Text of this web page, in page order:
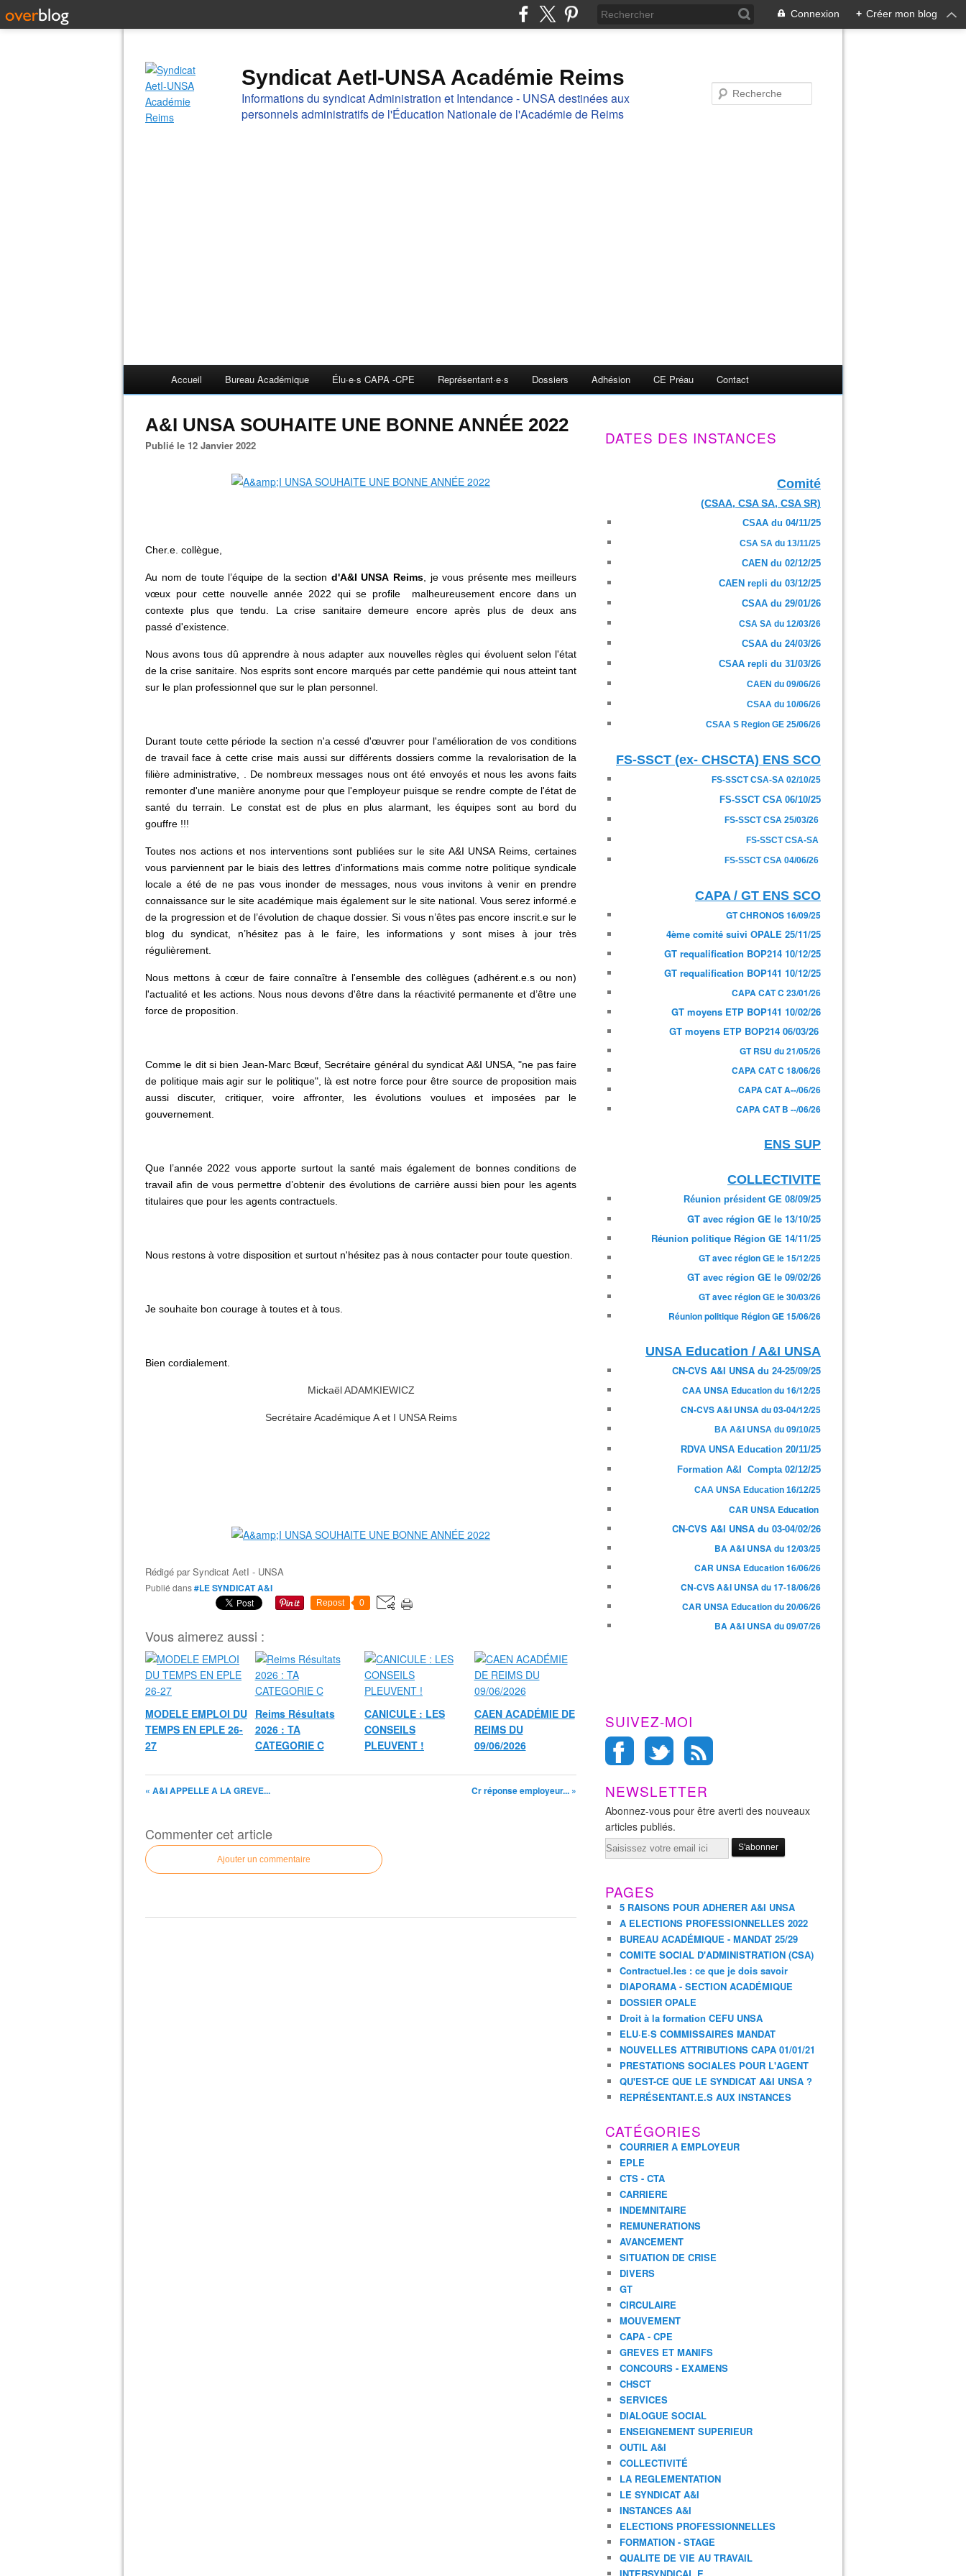
Connexion + Créer mon blog
Syndicat AetI-UNSA Académie Reims
Informations du syndicat Administration et Intendance - UNSA destinées aux
personnels administratifs de l'Éducation Nationale de l'Académie de Reims
Accueil Bureau Académique Élu·e·s CAPA -CPE Représentant·e·s Dossiers Adhésion CE Préau Contact
A&I UNSA SOUHAITE UNE BONNE ANNÉE 2022
Publié le 12 Janvier 2022
Cher.e. collègue,
Au nom de toute l’équipe de la section d'A&I UNSA Reims , je vous présente mes meilleurs
vœux pour cette nouvelle année 2022 qui se profile malheureusement encore dans un
contexte plus que tendu. La crise sanitaire demeure encore après plus de deux ans
passé d'existence.
Nous avons tous dû apprendre à nous adapter aux nouvelles règles qui évoluent selon l'état
de la crise sanitaire. Nos esprits sont encore marqués par cette pandémie qui nous atteint tant
sur le plan professionnel que sur le plan personnel.
Durant toute cette période la section n'a cessé d'œuvrer pour l'amélioration de vos conditions
de travail face à cette crise mais aussi sur différents dossiers comme la revalorisation de la
filière administrative, . De nombreux messages nous ont été envoyés et nous les avons faits
remonter d'une manière anonyme pour que l'employeur puisque se rendre compte de l'état de
santé du terrain. Le constat est de plus en plus alarmant, les équipes sont au bord du
gouffre !!!
Toutes nos actions et nos interventions sont publiées sur le site A&I UNSA Reims, certaines
vous parviennent par le biais des lettres d'informations mais comme notre politique syndicale
locale a été de ne pas vous inonder de messages, nous vous invitons à venir en prendre
connaissance sur le site académique mais également sur le site national. Vous serez informé.e
de la progression et de l’évolution de chaque dossier. Si vous n’êtes pas encore inscrit.e sur le
blog du syndicat, n’hésitez pas à le faire, les informations y sont mises à jour très
régulièrement.
Nous mettons à cœur de faire connaître à l'ensemble des collègues (adhérent.e.s ou non)
l'actualité et les actions. Nous nous devons d'être dans la réactivité permanente et d’être une
force de proposition.
Comme le dit si bien Jean-Marc Bœuf, Secrétaire général du syndicat A&I UNSA, "ne pas faire
de politique mais agir sur le politique", là est notre force pour être source de proposition mais
aussi discuter, critiquer, voire affronter, les évolutions voulues et imposées par le
gouvernement.
Que l’année 2022 vous apporte surtout la santé mais également de bonnes conditions de
travail afin de vous permettre d’obtenir des évolutions de carrière aussi bien pour les agents
titulaires que pour les agents contractuels.
Nous restons à votre disposition et surtout n'hésitez pas à nous contacter pour toute question.
Je souhaite bon courage à toutes et à tous.
Bien cordialement.
Mickaël ADAMKIEWICZ
Secrétaire Académique A et I UNSA Reims
Rédigé parSyndicat AetI - UNSA
Publié dans#LE SYNDICAT A&I
Repost 0
Vous aimerez aussi :
MODELE EMPLOI DU
TEMPS EN EPLE 26-
27
Reims Résultats
2026 : TA
CATEGORIE C
CANICULE : LES
CONSEILS
PLEUVENT !
CAEN ACADÉMIE DE
REIMS DU
09/06/2026
« A&I APPELLE A LA GREVE... Cr réponse employeur... »
Commenter cet article
Ajouter un commentaire
DATES DES INSTANCES
Comité
(CSAA, CSA SA, CSA SR)
CSAA du 04/11/25
CSA SA du 13/11/25
CAEN du 02/12/25
CAEN repli du 03/12/25
CSAA du 29/01/26
CSA SA du 12/03/26
CSAA du 24/03/26
CSAA repli du 31/03/26
CAEN du 09/06/26
CSAA du 10/06/26
CSAA S Region GE 25/06/26
FS-SSCT (ex- CHSCTA) ENS SCO
FS-SSCT CSA-SA 02/10/25
FS-SSCT CSA 06/10/25
FS-SSCT CSA 25/03/26
FS-SSCT CSA-SA
FS-SSCT CSA 04/06/26
CAPA / GT ENS SCO
GT CHRONOS 16/09/25
4ème comité suivi OPALE 25/11/25
GT requalification BOP214 10/12/25
GT requalification BOP141 10/12/25
CAPA CAT C 23/01/26
GT moyens ETP BOP141 10/02/26
GT moyens ETP BOP214 06/03/26
GT RSU du 21/05/26
CAPA CAT C 18/06/26
CAPA CAT A--/06/26
CAPA CAT B --/06/26
ENS SUP
COLLECTIVITE
Réunion président GE 08/09/25
GT avec région GE le 13/10/25
Réunion politique Région GE 14/11/25
GT avec région GE le 15/12/25
GT avec région GE le 09/02/26
GT avec région GE le 30/03/26
Réunion politique Région GE 15/06/26
UNSA Education / A&I UNSA
CN-CVS A&I UNSA du 24-25/09/25
CAA UNSA Education du 16/12/25
CN-CVS A&I UNSA du 03-04/12/25
BA A&I UNSA du 09/10/25
RDVA UNSA Education 20/11/25
Formation A&I Compta 02/12/25
CAA UNSA Education 16/12/25
CAR UNSA Education
CN-CVS A&I UNSA du 03-04/02/26
BA A&I UNSA du 12/03/25
CAR UNSA Education 16/06/26
CN-CVS A&I UNSA du 17-18/06/26
CAR UNSA Education du 20/06/26
BA A&I UNSA du 09/07/26
SUIVEZ-MOI
NEWSLETTER
Abonnez-vous pour être averti des nouveaux
articles publiés.
Email
PAGES
5 RAISONS POUR ADHERER A&I UNSA
A ELECTIONS PROFESSIONNELLES 2022
BUREAU ACADÉMIQUE - MANDAT 25/29
COMITE SOCIAL D'ADMINISTRATION (CSA)
Contractuel.les : ce que je dois savoir
DIAPORAMA - SECTION ACADÉMIQUE
DOSSIER OPALE
Droit à la formation CEFU UNSA
ELU·E·S COMMISSAIRES MANDAT
NOUVELLES ATTRIBUTIONS CAPA 01/01/21
PRESTATIONS SOCIALES POUR L'AGENT
QU'EST-CE QUE LE SYNDICAT A&I UNSA ?
REPRÉSENTANT.E.S AUX INSTANCES
CATÉGORIES
COURRIER A EMPLOYEUR
EPLE
CTS - CTA
CARRIERE
INDEMNITAIRE
REMUNERATIONS
AVANCEMENT
SITUATION DE CRISE
DIVERS
GT
CIRCULAIRE
MOUVEMENT
CAPA - CPE
GREVES ET MANIFS
CONCOURS - EXAMENS
CHSCT
SERVICES
DIALOGUE SOCIAL
ENSEIGNEMENT SUPERIEUR
OUTIL A&I
COLLECTIVITÉ
LA REGLEMENTATION
LE SYNDICAT A&I
INSTANCES A&I
ELECTIONS PROFESSIONNELLES
FORMATION - STAGE
QUALITE DE VIE AU TRAVAIL